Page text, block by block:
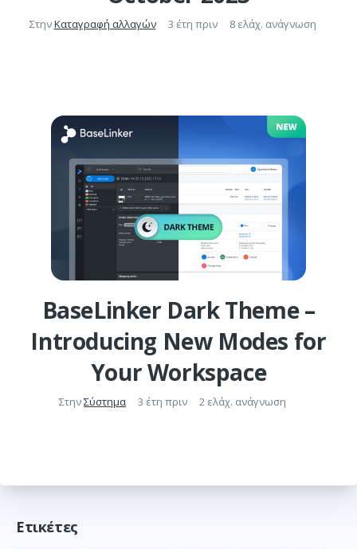
ΣτηνΚαταγραφή αλλαγών 3 έτη πριν 8 ελάχ. ανάγνωση
BaseLinker Dark Theme –
Introducing New Modes for
Your Workspace
ΣτηνΣύστημα 3 έτη πριν 2 ελάχ. ανάγνωση
Ετικέτες